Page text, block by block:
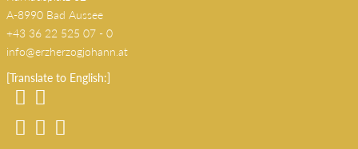
A-8990 Bad Aussee
+43 36 22 525 07 - 0
info@erzherzogjohann.at
[Translate to English:]